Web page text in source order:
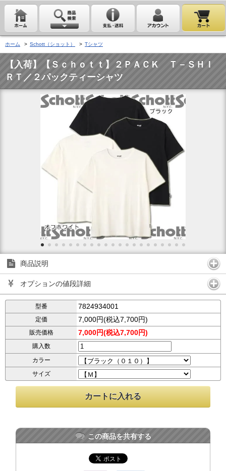
ホーム > Schott（ショット） > Tシャツ
【入荷】【Ｓｃｈｏｔｔ】２ＰＡＣＫ Ｔ－ＳＨＩ
ＲＴ／２パックティーシャツ
商品説明
オプションの値段詳細
型番 7824934001
定価 7,000円(税込7,700円)
販売価格 7,000円(税込7,700円)
購入数
カラー
サイズ
この商品を共有する